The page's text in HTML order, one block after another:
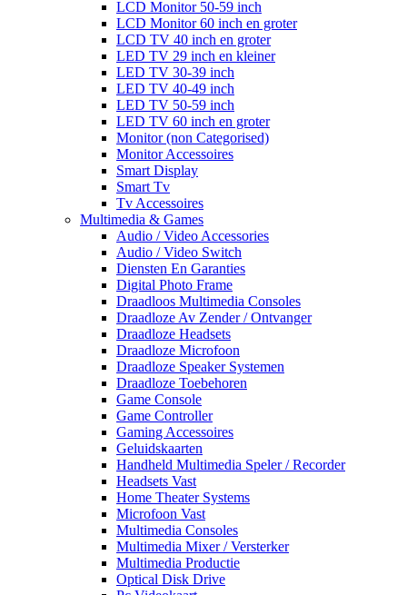
LCD Monitor 50-59 inch
LCD Monitor 60 inch en groter
LCD TV 40 inch en groter
LED TV 29 inch en kleiner
LED TV 30-39 inch
LED TV 40-49 inch
LED TV 50-59 inch
LED TV 60 inch en groter
Monitor (non Categorised)
Monitor Accessoires
Smart Display
Smart Tv
Tv Accessoires
Multimedia & Games
Audio / Video Accessories
Audio / Video Switch
Diensten En Garanties
Digital Photo Frame
Draadloos Multimedia Consoles
Draadloze Av Zender / Ontvanger
Draadloze Headsets
Draadloze Microfoon
Draadloze Speaker Systemen
Draadloze Toebehoren
Game Console
Game Controller
Gaming Accessoires
Geluidskaarten
Handheld Multimedia Speler / Recorder
Headsets Vast
Home Theater Systems
Microfoon Vast
Multimedia Consoles
Multimedia Mixer / Versterker
Multimedia Productie
Optical Disk Drive